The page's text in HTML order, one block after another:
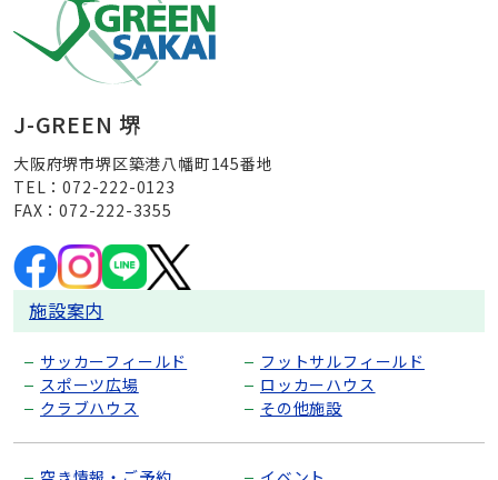
J-GREEN 堺
大阪府堺市堺区築港八幡町145番地
TEL：072-222-0123
FAX：072-222-3355
施設案内
サッカーフィールド
フットサルフィールド
スポーツ広場
ロッカーハウス
クラブハウス
その他施設